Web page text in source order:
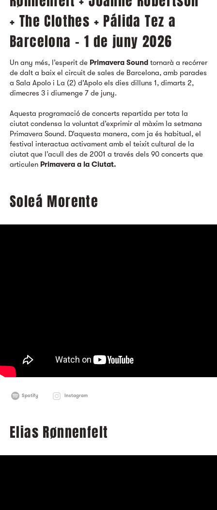
+ The Clothes + Pálida Tez a
Barcelona - 1 de juny 2026
Un any més, l’esperit de Primavera Sound tornarà a recórrer
de dalt a baix el circuit de sales de Barcelona, amb parades
a Sala Apolo i La (2) d’Apolo els dies dilluns 1, dimarts 2,
dimecres 3 i diumenge 7 de juny.
Aquesta programació de concerts repartida per tota la
ciutat condensa la voluntat d’exprimir al màxim la setmana
Primavera Sound. D’aquesta manera, com ja és habitual, el
festival interactua activament amb el teixit cultural de la
ciutat que l’acull des de 2001 a través dels 90 concerts que
articulen Primavera a la Ciutat.
Soleá Morente
Spotify Instagram
Elias Rønnenfelt